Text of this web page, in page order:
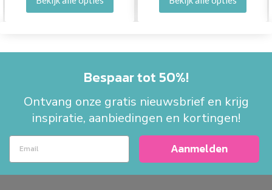
Bespaar tot 50%!
Ontvang onze gratis nieuwsbrief en krijg
inspiratie, aanbiedingen en kortingen!
Aanmelden